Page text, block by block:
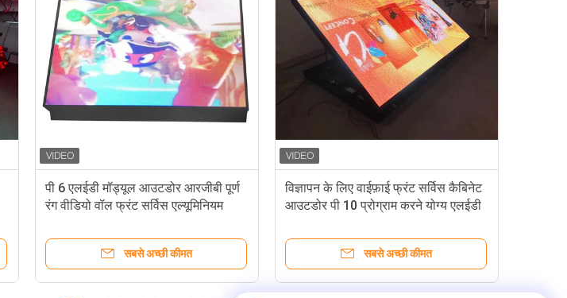
पी 6 एलईडी मॉड्यूल आउटडोर आरजीबी पूर्ण
रंग वीडियो वॉल फ्रंट सर्विस एल्यूमिनियम
सबसे अच्छी कीमत
विज्ञापन के लिए वाईफ़ाई फ्रंट सर्विस कैबिनेट
आउटडोर पी 10 प्रोग्राम करने योग्य एलईडी
सबसे अच्छी कीमत